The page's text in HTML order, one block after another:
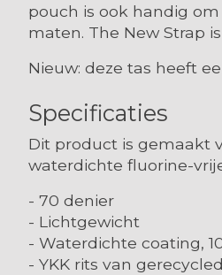
pouch is ook handig
maten. The New Strap
Nieuw: deze tas heeft
Specificaties
Dit product is gemaakt
waterdichte fluorine-
- 70 denier
- Lichtgewicht
- Waterdichte coating,
- YKK rits van